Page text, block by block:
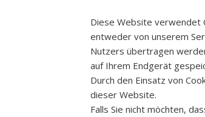
Diese Website verwendet
entweder von unserem
Nutzers übertragen
auf Ihrem Endgerät
Durch den Einsatz von
dieser Website.
Falls Sie nicht möchten,